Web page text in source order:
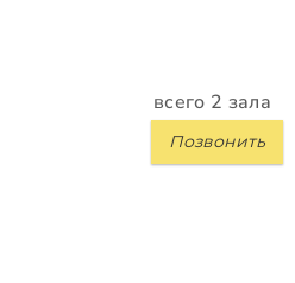
всего 2 зала
Позвонить